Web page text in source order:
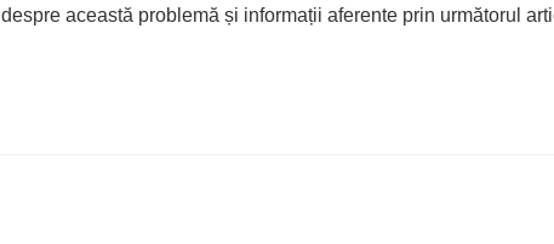
despre această problemă și informații aferente prin următorul